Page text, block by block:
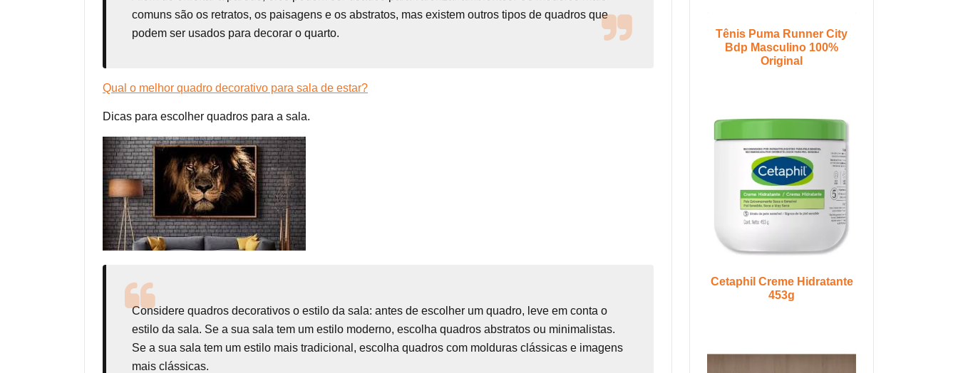
comuns são os retratos, os paisagens e os abstratos, mas existem outros tipos de quadros que
podem ser usados para decorar o quarto.
Qual o melhor quadro decorativo para sala de estar?
Dicas para escolher quadros para a sala.
Considere quadros decorativos o estilo da sala: antes de escolher um quadro, leve em conta o
estilo da sala. Se a sua sala tem um estilo moderno, escolha quadros abstratos ou minimalistas.
Se a sua sala tem um estilo mais tradicional, escolha quadros com molduras clássicas e imagens
mais clássicas.
Tênis Puma Runner City
Bdp Masculino 100%
Original
Cetaphil Creme Hidratante
453g